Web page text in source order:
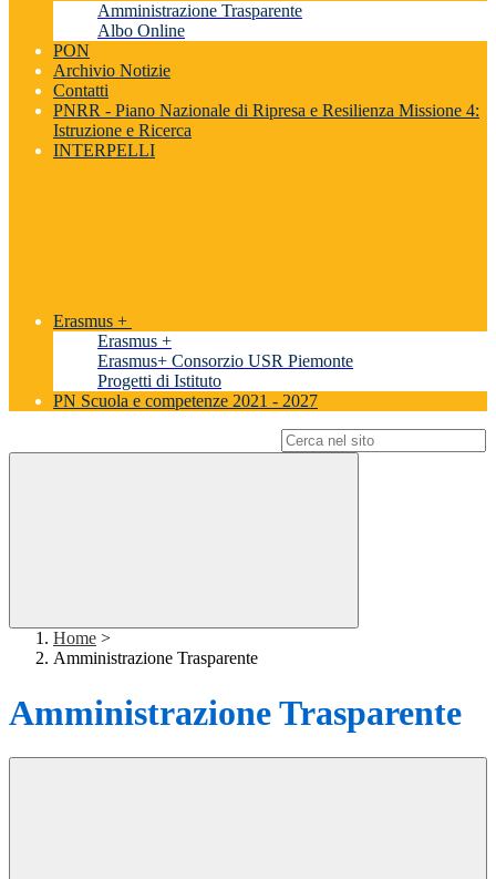
Amministrazione Trasparente
Albo Online
PON
Archivio Notizie
Contatti
PNRR - Piano Nazionale di Ripresa e Resilienza Missione 4:
Istruzione e Ricerca
INTERPELLI
Erasmus +
Erasmus +
Erasmus+ Consorzio USR Piemonte
Progetti di Istituto
PN Scuola e competenze 2021 - 2027
Home >
Amministrazione Trasparente
Amministrazione Trasparente